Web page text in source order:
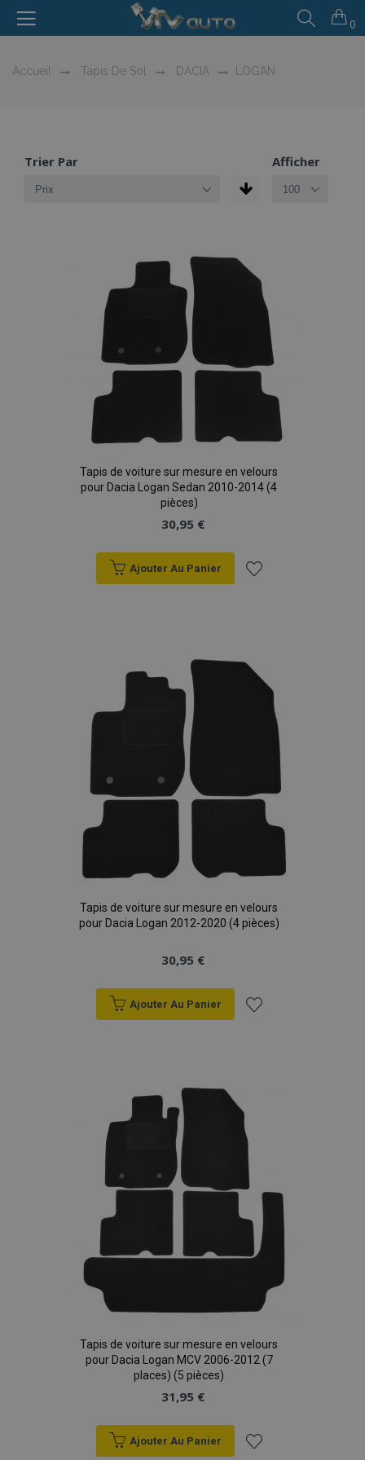
0
Accueil Tapis De Sol DACIA LOGAN
Trier Par Afficher
Tapis de voiture sur mesure en velours
pour Dacia Logan Sedan 2010-2014 (4
pièces)
30,95 €
Ajouter Au Panier
liste
d'achats
Tapis de voiture sur mesure en velours
pour Dacia Logan 2012-2020 (4 pièces)
30,95 €
Ajouter Au Panier
d'achats
Tapis de voiture sur mesure en velours
pour Dacia Logan MCV 2006-2012 (7
places) (5 pièces)
31,95 €
Ajouter Au Panier